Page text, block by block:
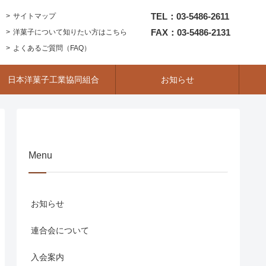
サイトマップ
洋菓子について知りたい方はこちら
よくあるご質問（FAQ）
TEL：03-5486-2611
FAX：03-5486-2131
日本洋菓子工業協同組合 お知らせ
Menu
お知らせ
連合会について
入会案内